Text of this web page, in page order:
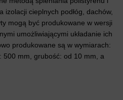
izolacji cieplnych podłóg, dachów,
mogą być produkowane w wersji
umożliwiającymi układanie ich
produkowane są w wymiarach:
500 mm, grubość: od 10 mm, a